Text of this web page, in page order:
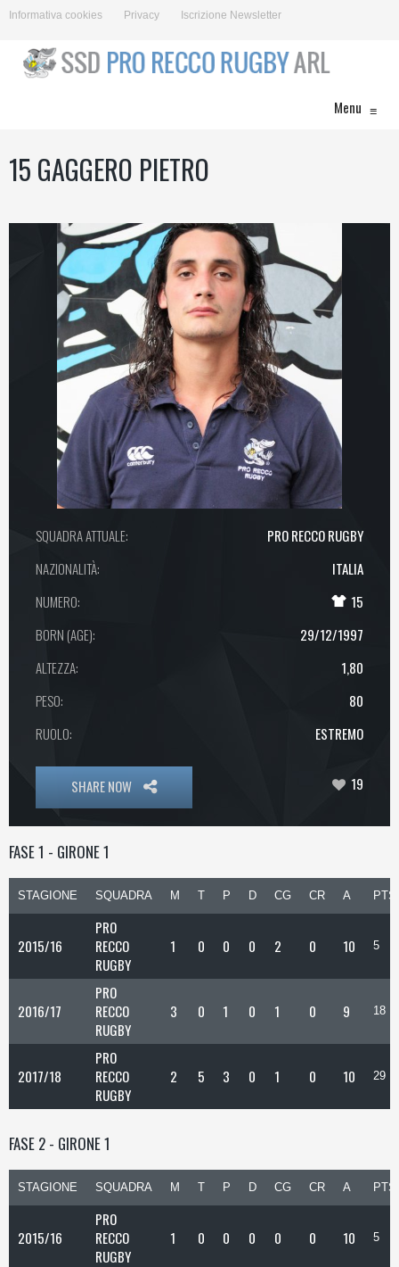
Informativa cookies Privacy Iscrizione Newsletter
Menu ≡
15 GAGGERO PIETRO
SQUADRA ATTUALE:
PRO RECCO RUGBY
NAZIONALITÀ:
ITALIA
NUMERO:
15
BORN (AGE):
29/12/1997
ALTEZZA:
1,80
PESO:
80
RUOLO:
ESTREMO
SHARE NOW 19
FASE 1 - GIRONE 1
STAGIONE SQUADRA M T P D CG CR A PTS
2015/16
PRO
RECCO
RUGBY
1 0 0 0 2 0 10 5
2016/17
PRO
RECCO
RUGBY
3 0 1 0 1 0 9 18
2017/18
PRO
RECCO
RUGBY
2 5 3 0 1 0 10 29
FASE 2 - GIRONE 1
STAGIONE SQUADRA M T P D CG CR A PTS
2015/16
PRO
RECCO
RUGBY
1 0 0 0 0 0 10 5